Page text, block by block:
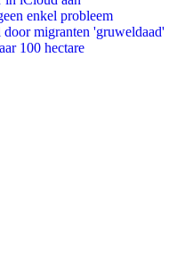
enkel probleem
door migranten 'gruweldaad'
100 hectare